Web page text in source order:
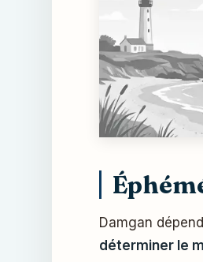
Damgan
déterminer le